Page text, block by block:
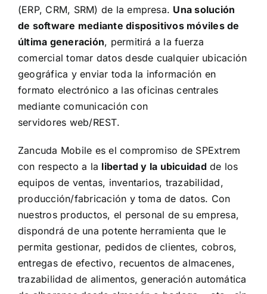
(ERP, CRM, SRM) de la empresa. Una solución
de software mediante dispositivos móviles de
última generación, permitirá a la fuerza
comercial tomar datos desde cualquier ubicación
geográfica y enviar toda la información en
formato electrónico a las oficinas centrales
mediante comunicación con
servidores web/REST.
Zancuda Mobile es el compromiso de SPExtrem
con respecto a la libertad y la ubicuidad de los
equipos de ventas, inventarios, trazabilidad,
producción/fabricación y toma de datos. Con
nuestros productos, el personal de su empresa,
dispondrá de una potente herramienta que le
permita gestionar, pedidos de clientes, cobros,
entregas de efectivo, recuentos de almacenes,
trazabilidad de alimentos, generación automática